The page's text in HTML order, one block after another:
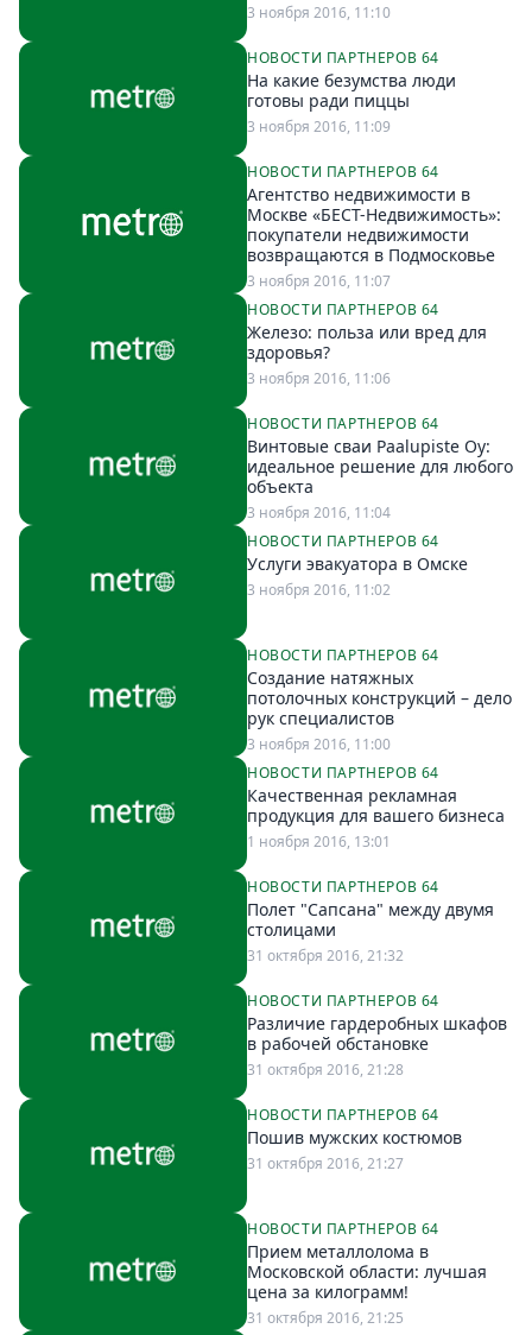
3 ноября 2016, 11:10
НОВОСТИ ПАРТНЕРОВ 64
На какие безумства люди
готовы ради пиццы
3 ноября 2016, 11:09
НОВОСТИ ПАРТНЕРОВ 64
Агентство недвижимости в
Москве «БЕСТ-Недвижимость»:
покупатели недвижимости
возвращаются в Подмосковье
3 ноября 2016, 11:07
НОВОСТИ ПАРТНЕРОВ 64
Железо: польза или вред для
здоровья?
3 ноября 2016, 11:06
НОВОСТИ ПАРТНЕРОВ 64
Винтовые сваи Paalupiste Oy:
идеальное решение для любого
объекта
3 ноября 2016, 11:04
НОВОСТИ ПАРТНЕРОВ 64
Услуги эвакуатора в Омске
3 ноября 2016, 11:02
НОВОСТИ ПАРТНЕРОВ 64
Создание натяжных
потолочных конструкций – дело
рук специалистов
3 ноября 2016, 11:00
НОВОСТИ ПАРТНЕРОВ 64
Качественная рекламная
продукция для вашего бизнеса
1 ноября 2016, 13:01
НОВОСТИ ПАРТНЕРОВ 64
Полет "Сапсана" между двумя
столицами
31 октября 2016, 21:32
НОВОСТИ ПАРТНЕРОВ 64
Различие гардеробных шкафов
в рабочей обстановке
31 октября 2016, 21:28
НОВОСТИ ПАРТНЕРОВ 64
Пошив мужских костюмов
31 октября 2016, 21:27
НОВОСТИ ПАРТНЕРОВ 64
Прием металлолома в
Московской области: лучшая
цена за килограмм!
31 октября 2016, 21:25